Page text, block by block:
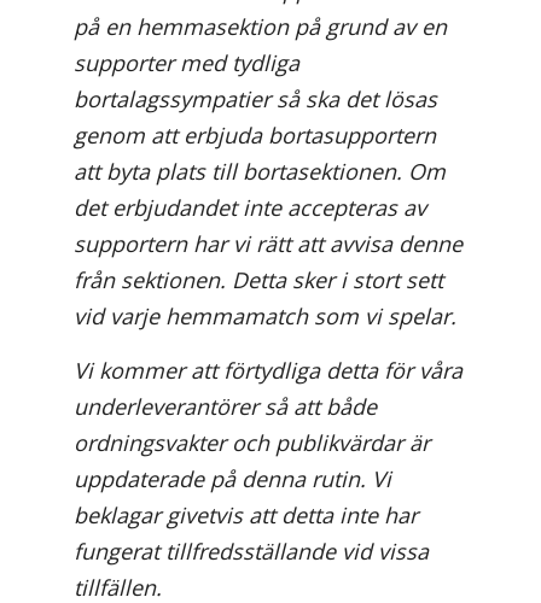
på en hemmasektion på grund av en
supporter med tydliga
bortalagssympatier så ska det lösas
genom att erbjuda bortasupportern
att byta plats till bortasektionen. Om
det erbjudandet inte accepteras av
supportern har vi rätt att avvisa denne
från sektionen. Detta sker i stort sett
vid varje hemmamatch som vi spelar.
Vi kommer att förtydliga detta för våra
underleverantörer så att både
ordningsvakter och publikvärdar är
uppdaterade på denna rutin. Vi
beklagar givetvis att detta inte har
fungerat tillfredsställande vid vissa
tillfällen.